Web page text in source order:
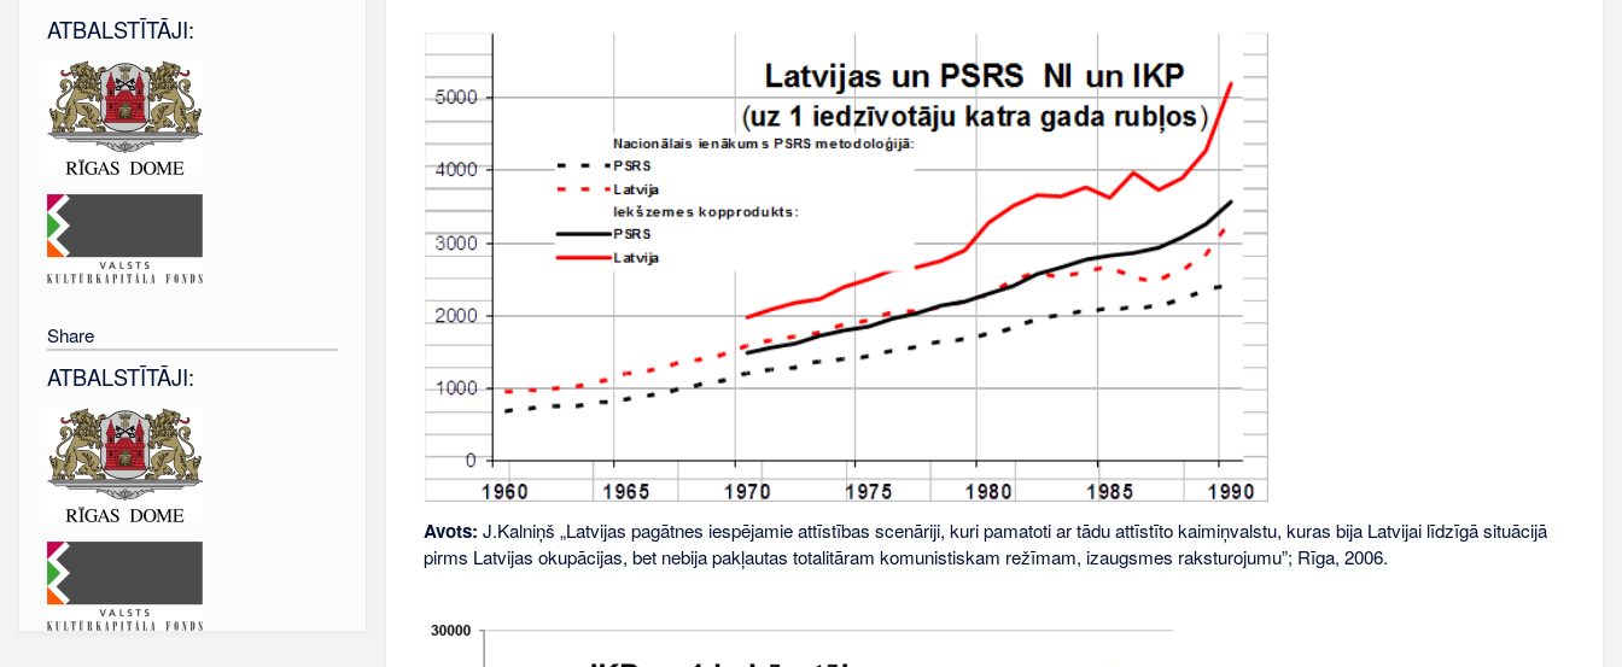
Avots: J.Kalniņš „Latvijas pagātnes iespējamie attīstības scenāriji, kuri pamatoti ar tādu attīstīto kaimiņvalstu, kuras bija Latvijai līdzīgā situācijā
pirms Latvijas okupācijas, bet nebija pakļautas totalitāram komunistiskam režīmam, izaugsmes raksturojumu”; Rīga, 2006.
ATBALSTĪTĀJI:
Share
ATBALSTĪTĀJI: